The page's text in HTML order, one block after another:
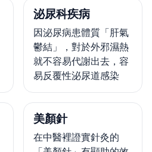
泌尿科疾病
因泌尿病患體質「肝氣
鬱結」，對於外邪濕熱
就不容易代謝出去，容
易反覆性泌尿道感染
美顏針
在中醫裡證實針灸的